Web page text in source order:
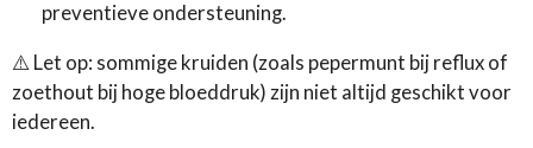
preventieve ondersteuning.
⚠️ Let op: sommige kruiden (zoals pepermunt bij reflux of
zoethout bij hoge bloeddruk) zijn niet altijd geschikt voor
iedereen.